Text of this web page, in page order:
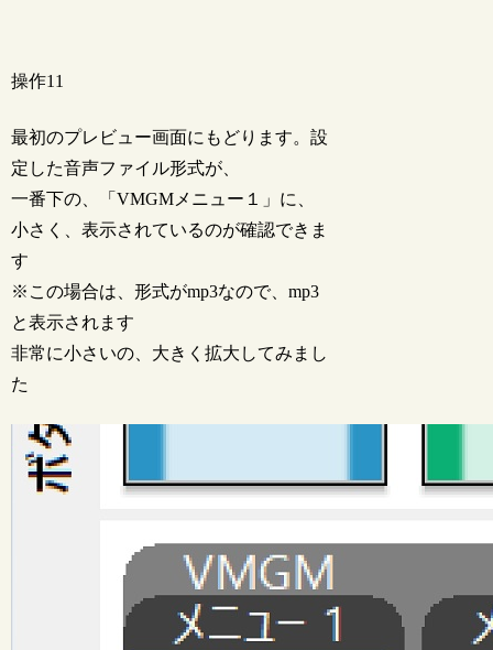
操作11
最初のプレビュー画面にもどります。設
定した音声ファイル形式が、
一番下の、「VMGMメニュー１」に、
小さく、表示されているのが確認できま
す
※この場合は、形式がmp3なので、mp3
と表示されます
非常に小さいの、大きく拡大してみまし
た